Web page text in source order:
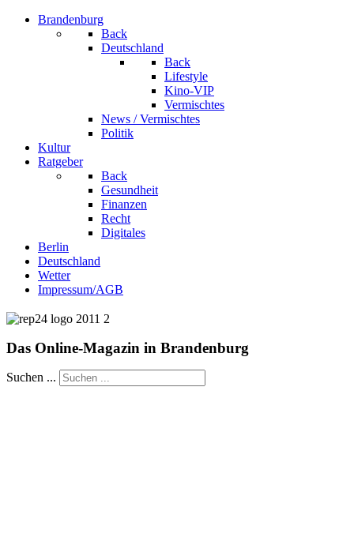
Brandenburg
Back
Deutschland
Back
Lifestyle
Kino-VIP
Vermischtes
News / Vermischtes
Politik
Kultur
Ratgeber
Back
Gesundheit
Finanzen
Recht
Digitales
Berlin
Deutschland
Wetter
Impressum/AGB
Das Online-Magazin in Brandenburg
Suchen ...